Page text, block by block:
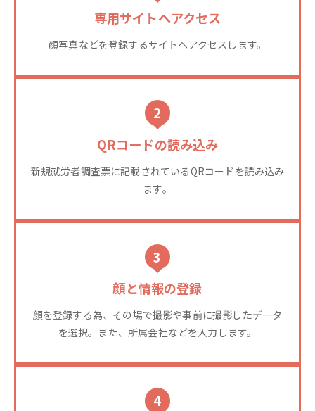
専用サイトへアクセス
顔写真などを登録するサイトへアクセスします。
2
QRコードの読み込み
新規就労者調査票に記載されているQRコードを読み込み
ます。
3
顔と情報の登録
顔を登録する為、その場で撮影や事前に撮影したデータ
を選択。また、所属会社などを入力します。
4